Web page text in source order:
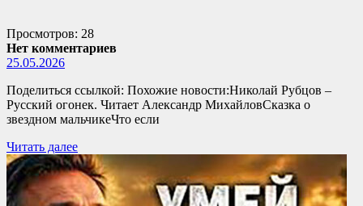
Просмотров: 28
Нет комментариев
25.05.2026
Поделиться ссылкой: Похожие новости:Николай Рубцов –
Русский огонек. Читает Александр МихайловСказка о
звездном мальчикеЧто если
Читать далее